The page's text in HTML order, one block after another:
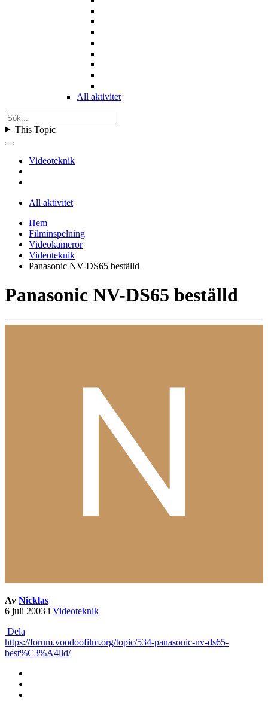
All aktivitet
This Topic
Videoteknik
All aktivitet
Hem
Filminspelning
Videokameror
Videoteknik
Panasonic NV-DS65 beställd
Panasonic NV-DS65 beställd
Av Nicklas
6 juli 2003 i Videoteknik
Dela
https://forum.voodoofilm.org/topic/534-panasonic-nv-ds65-
best%C3%A4lld/